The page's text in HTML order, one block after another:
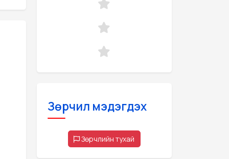
Зөрчил мэдэгдэх
Зөрчлийн тухай